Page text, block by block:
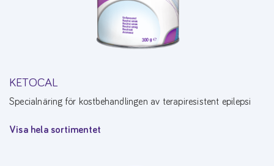
KETOCAL
Specialnäring för kostbehandlingen av terapiresistent epilepsi
Visa hela sortimentet